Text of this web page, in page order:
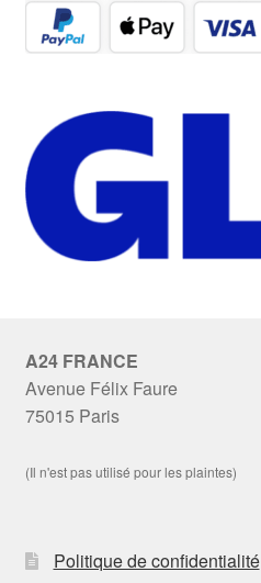
A24 FRANCE
Avenue Félix Faure
75015 Paris
(Il n'est pas utilisé pour les plaintes)
Politique de confidentialité